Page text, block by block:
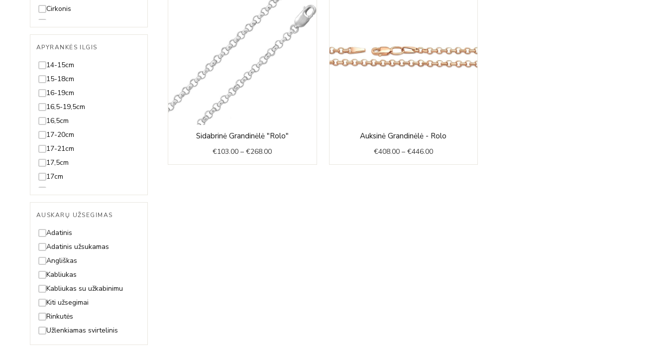
Cirkonis
Deimantas
Gintaras
Granatas
Hematitas
Juodmedis
Juvelyrinė emalė
Koralas
Kvarcas
Lazuritas
Malachitas
Nefritas
Oniksas
Opalas
Perlas ir Perlamutras
Piritas
Rodolitas
Rubinas
Safyras
Smaragdas
Špinelis
Sultanitas
Swarovski
APYRANKĖS ILGIS
14-15cm
15-18cm
16-19cm
16,5-19,5cm
16,5cm
17-20cm
17-21cm
17,5cm
17cm
18-21cm
18-22cm
18,5-21,5cm
18,5-23,5cm
18,5cm
18cm
19-21cm
19-22cm
19-23cm
19,5cm
19cm
AUSKARŲ UŽSEGIMAS
Adatinis
Adatinis užsukamas
Angliškas
Kabliukas
Kabliukas su užkabinimu
Kiti užsegimai
Rinkutės
Užlenkiamas svirtelinis
Sidabrinė Grandinėlė "Rolo"
€103.00 – €268.00
range:
€103.00
through
Auksinė Grandinėlė - Rolo
€408.00 – €446.00
range:
€408.00
through